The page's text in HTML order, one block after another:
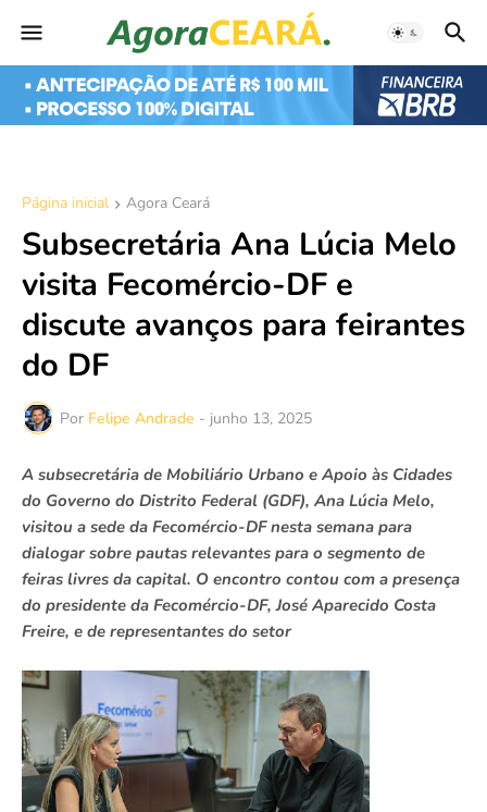
Página inicial Agora Ceará
Subsecretária Ana Lúcia Melo
visita Fecomércio-DF e
discute avanços para feirantes
do DF
Por Felipe Andrade - junho 13, 2025
A subsecretária de Mobiliário Urbano e Apoio às Cidades
do Governo do Distrito Federal (GDF), Ana Lúcia Melo,
visitou a sede da Fecomércio-DF nesta semana para
dialogar sobre pautas relevantes para o segmento de
feiras livres da capital. O encontro contou com a presença
do presidente da Fecomércio-DF, José Aparecido Costa
Freire, e de representantes do setor